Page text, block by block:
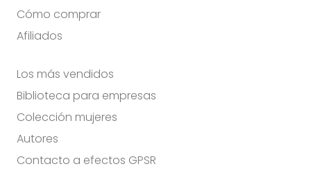
Cómo comprar
Afiliados
Los más vendidos
Biblioteca para empresas
Colección mujeres
Autores
Contacto a efectos GPSR